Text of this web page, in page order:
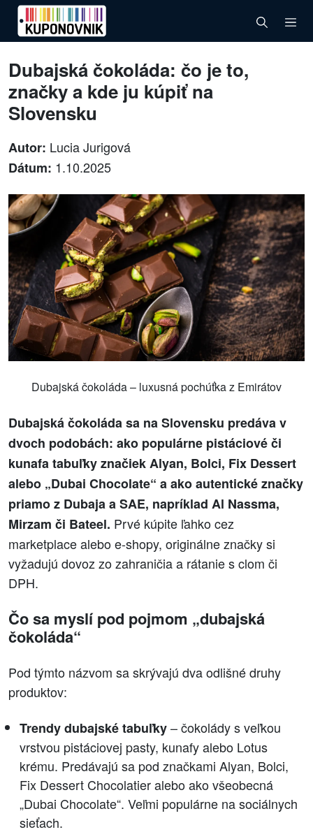
Dubajská čokoláda: čo je to,
značky a kde ju kúpiť na
Slovensku
Autor: Lucia Jurigová
Dátum: 1.10.2025
Dubajská čokoláda – luxusná pochúťka z Emirátov
Dubajská čokoláda sa na Slovensku predáva v
dvoch podobách: ako populárne pistáciové či
kunafa tabuľky značiek Alyan, Bolci, Fix Dessert
alebo „Dubai Chocolate“ a ako autentické značky
priamo z Dubaja a SAE, napríklad Al Nassma,
Mirzam či Bateel. Prvé kúpite ľahko cez
marketplace alebo e-shopy, originálne značky si
vyžadujú dovoz zo zahraničia a rátanie s clom či
DPH.
Čo sa myslí pod pojmom „dubajská
čokoláda“
Pod týmto názvom sa skrývajú dva odlišné druhy
produktov:
Trendy dubajské tabuľky– čokolády s veľkou
vrstvou pistáciovej pasty, kunafy alebo Lotus
krému. Predávajú sa pod značkami Alyan, Bolci,
Fix Dessert Chocolatier alebo ako všeobecná
„Dubai Chocolate“. Veľmi populárne na sociálnych
sieťach.